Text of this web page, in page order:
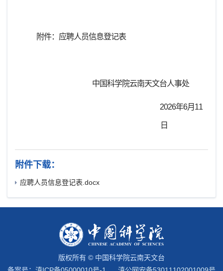
附件： 应聘人员信息登记表
中国科学院云南天文台人事处
2026年6月11
日
附件下载：
应聘人员信息登记表.docx
版权所有 © 中国科学院云南天文台